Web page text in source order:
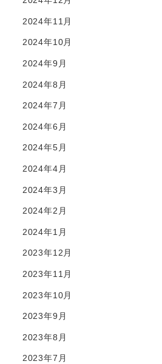
2024年11月
2024年10月
2024年9月
2024年8月
2024年7月
2024年6月
2024年5月
2024年4月
2024年3月
2024年2月
2024年1月
2023年12月
2023年11月
2023年10月
2023年9月
2023年8月
2023年7月